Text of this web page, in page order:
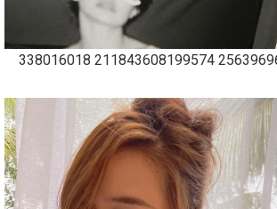
338016018 211843608199574